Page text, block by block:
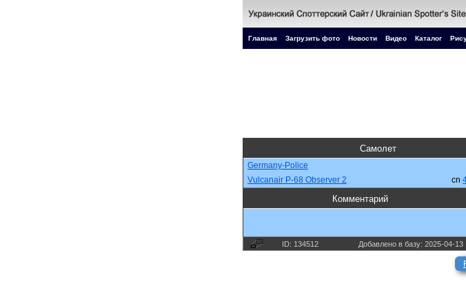
Главная Загрузить фото Новости Видео Каталог
Самолет
Germany-Police
Vulcanair P-68 Observer 2
cn
Комментарий
ID: 134512 Добавлено в базу: 2025-04-13